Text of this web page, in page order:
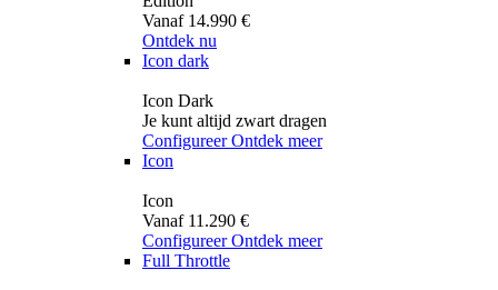
Vanaf 14.990 €
Ontdek nu
Icon dark
Icon Dark
Je kunt altijd zwart dragen
Configureer Ontdek meer
Icon
Icon
Vanaf 11.290 €
Configureer Ontdek meer
Full Throttle